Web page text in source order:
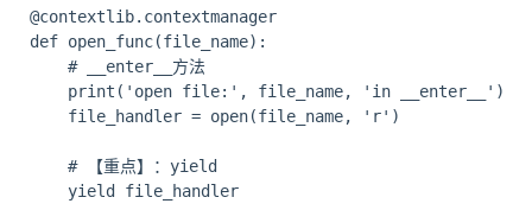
@contextlib.contextmanager
def open_func(file_name):
    # __enter__方法
    print('open file:', file_name, 'in __enter__')
    file_handler = open(file_name, 'r')
    # 【重点】：yield
    yield file_handler